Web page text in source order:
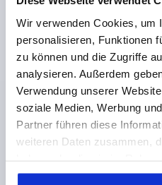
Wir verwenden Cookies, um
personalisieren, Funktionen
zu können und die Zugriffe
analysieren. Außerdem
Verwendung unserer
soziale Medien, Werbung
Partner führen diese
weiteren Daten zusammen,
gesammelt haben.
Bestellnummer:K0158.33208
0,79 CHF
zzgl. MwSt.
zzgl. Versandkosten
K0158 M